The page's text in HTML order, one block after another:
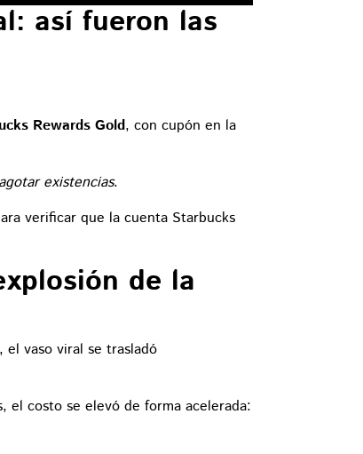
así fueron las
Rewards Gold, con cupón en la
existencias.
verificar que la cuenta Starbucks
de la
vaso viral se trasladó
el costo se elevó de forma acelerada: